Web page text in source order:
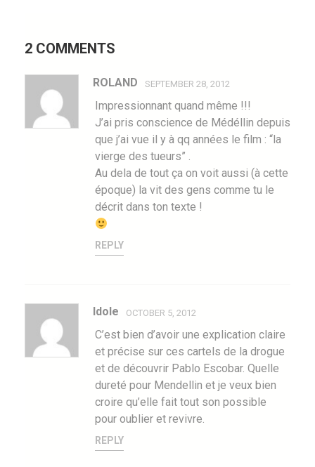
2 COMMENTS
ROLAND SEPTEMBER 28, 2012
Impressionnant quand même !!!
J’ai pris conscience de Médéllin depuis
que j’ai vue il y à qq années le film : “la
vierge des tueurs” .
Au dela de tout ça on voit aussi (à cette
époque) la vit des gens comme tu le
décrit dans ton texte !
REPLY
Idole OCTOBER 5, 2012
C’est bien d’avoir une explication claire
et précise sur ces cartels de la drogue
et de découvrir Pablo Escobar. Quelle
dureté pour Mendellin et je veux bien
croire qu’elle fait tout son possible
pour oublier et revivre.
REPLY